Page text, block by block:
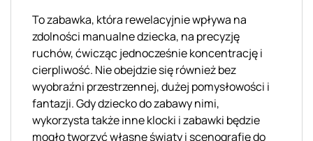
To zabawka, która rewelacyjnie wpływa na
zdolności manualne dziecka, na precyzję
ruchów, ćwicząc jednocześnie koncentrację i
cierpliwość. Nie obejdzie się również bez
wyobraźni przestrzennej, dużej pomysłowości i
fantazji. Gdy dziecko do zabawy nimi,
wykorzysta także inne klocki i zabawki będzie
mogło tworzyć własne światy i scenografię do